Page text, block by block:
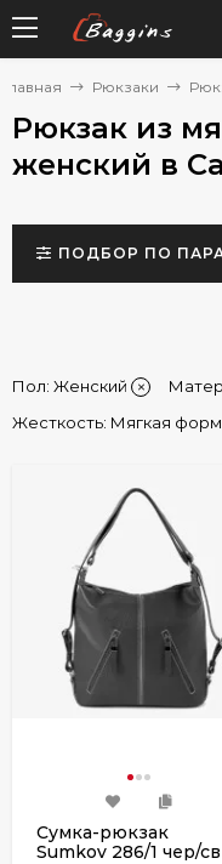
Главная Рюкзаки
Рюкзак из
женский в
ПОДБОР ПО
Пол: Женский
Жесткость: Мягкая
Сумка-рюкзак
Sumkov 286/1 чер/св